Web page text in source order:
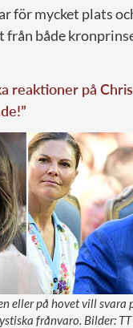
för mycket plats
från både
reaktioner på
eller på hovet vill svara
frånvaro. Bilder: TT